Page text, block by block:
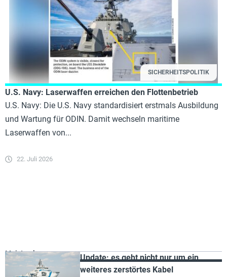
SICHERHEITSPOLITIK
U.S. Navy: Laserwaffen erreichen den Flottenbetrieb
U.S. Navy: Die U.S. Navy standardisiert erstmals Ausbildung
und Wartung für ODIN. Damit wechseln maritime
Laserwaffen von...
22. Juli 2026
Meist gelesen
Update: es geht nicht nur um ein
weiteres zerstörtes Kabel